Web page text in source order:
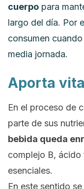
cuerpo para
largo del día. Por
consumen
media jornada.
Aporta
En el proceso de
parte de sus
bebida queda
complejo B, ácido
esenciales.
En este sentido